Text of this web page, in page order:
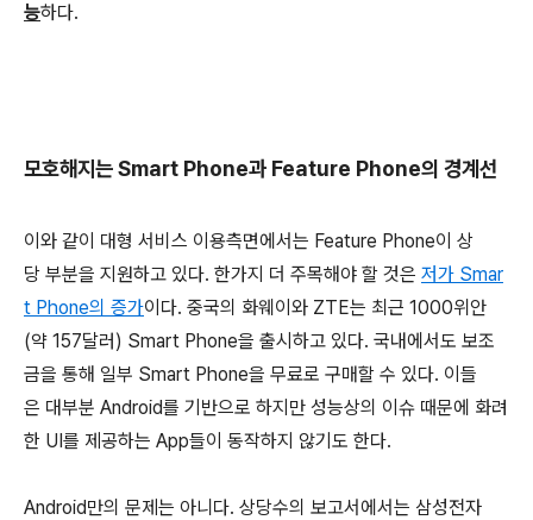
능하다.
모호해지는 Smart Phone과 Feature Phone의 경계선
이와 같이 대형 서비스 이용측면에서는 Feature Phone이 상
당 부분을 지원하고 있다. 한가지 더 주목해야 할 것은 저가 Smar
t Phone의 증가이다. 중국의 화웨이와 ZTE는 최근 1000위안
(약 157달러) Smart Phone을 출시하고 있다. 국내에서도 보조
금을 통해 일부 Smart Phone을 무료로 구매할 수 있다. 이들
은 대부분 Android를 기반으로 하지만 성능상의 이슈 때문에 화려
한 UI를 제공하는 App들이 동작하지 않기도 한다.
Android만의 문제는 아니다. 상당수의 보고서에서는 삼성전자